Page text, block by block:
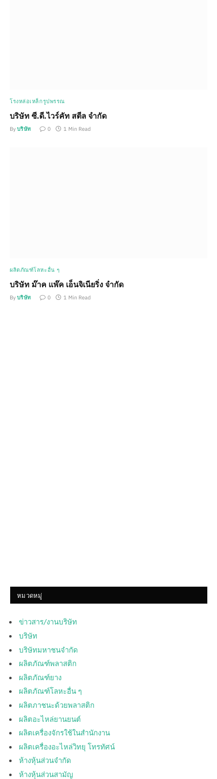
โรงหล่อเหล็กรูปพรรณ
บริษัท ซี.ดี.ไวร์คัท สตีล จำกัด
By บริษัท 0 1 Min Read
ผลิตภัณฑ์โลหะอื่น ๆ
บริษัท ม๊าค แพ๊ค เอ็นจิเนียริ่ง จำกัด
By บริษัท 0 1 Min Read
หมวดหมู่
ข่าวสาร/งานบริษัท
บริษัท
บริษัทมหาชนจำกัด
ผลิตภัณฑ์พลาสติก
ผลิตภัณฑ์ยาง
ผลิตภัณฑ์โลหะอื่น ๆ
ผลิตภาชนะด้วยพลาสติก
ผลิตอะไหล่ยานยนต์
ผลิตเครื่องจักรใช้ในสำนักงาน
ผลิตเครื่องอะไหล่วิทยุ โทรทัศน์
ห้างหุ้นส่วนจำกัด
ห้างหุ้นส่วนสามัญ